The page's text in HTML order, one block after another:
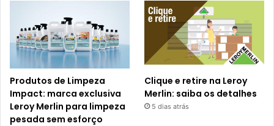
Produtos de Limpeza
Impact: marca exclusiva
Leroy Merlin para limpeza
pesada sem esforço
Clique e retire na Leroy
Merlin: saiba os detalhes
5 dias atrás